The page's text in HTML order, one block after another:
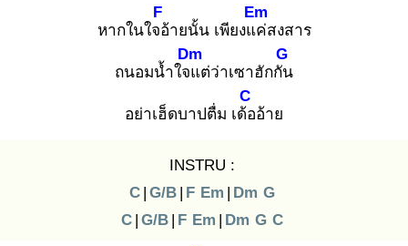
หากในใจอ้
F
ายนั้น เพียงแค่
Em
สงสาร
ถนอมน้ำใจแ
Dm
ต่ว่าเซาฮักกัน
G
อย่าเฮ็ดบาปตื่ม เด้อ
C
อ้าย
INSTRU :
C | G/B | F Em | Dm G
C | G/B | F Em | Dm G C